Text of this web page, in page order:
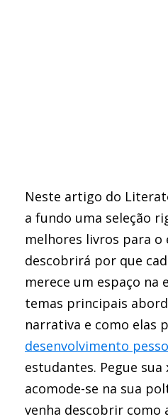
Neste artigo do
a fundo uma seleção
melhores livros para o
descobrirá por que
merece um espaço na
temas principais
narrativa e como elas
desenvolvimento
estudantes. Pegue sua
acomode-se na sua
venha descobrir